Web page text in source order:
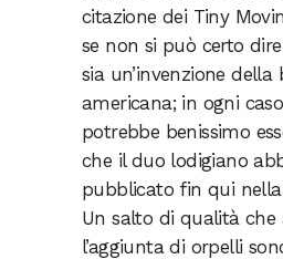
citazione dei Tiny
se non si può certo
sia un’invenzione della
americana; in ogni
potrebbe benissimo
che il duo lodigiano
pubblicato fin qui
Un salto di qualità che
l’aggiunta di orpelli